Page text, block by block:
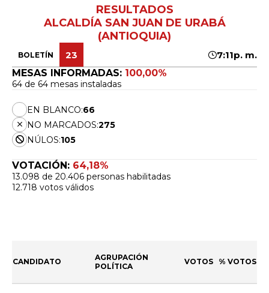
RESULTADOS
ALCALDÍA SAN JUAN DE URABÁ
(ANTIOQUIA)
BOLETÍN 23
7:11p. m.
MESAS INFORMADAS: 100,00%
64 de 64 mesas instaladas
EN BLANCO:66
NO MARCADOS:275
NÚLOS:105
VOTACIÓN: 64,18%
13.098 de 20.406 personas habilitadas
12.718 votos válidos
CANDIDATO
AGRUPACIÓN
POLÍTICA
VOTOS % VOTOS